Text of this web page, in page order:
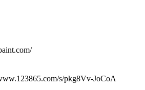
s/pkg8Vv-JoCoA